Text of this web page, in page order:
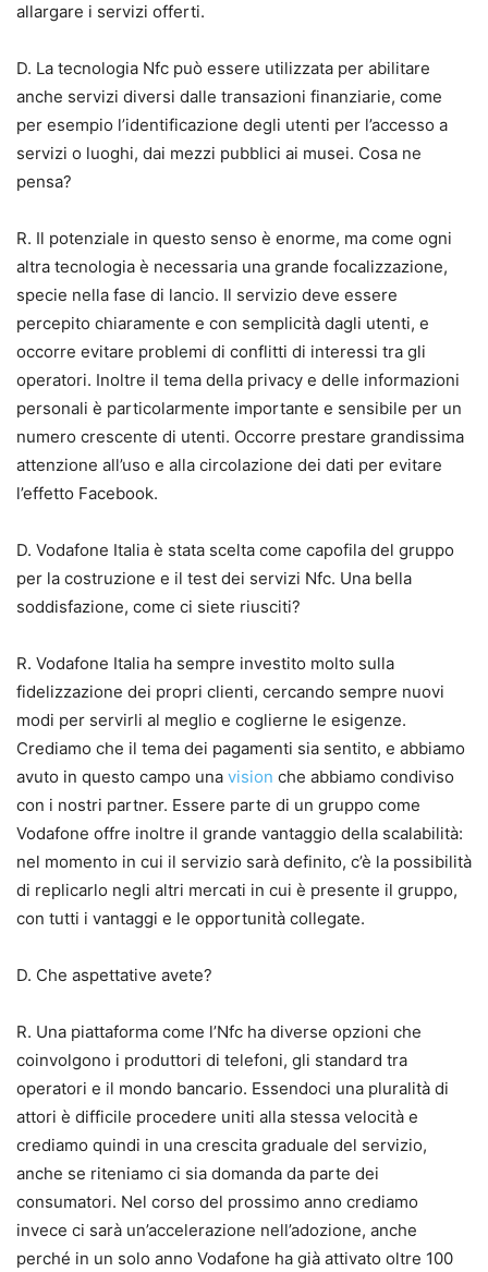
allargare i servizi offerti.
D. La tecnologia Nfc può essere utilizzata per abilitare
anche servizi diversi dalle transazioni finanziarie, come
per esempio l’identificazione degli utenti per l’accesso a
servizi o luoghi, dai mezzi pubblici ai musei. Cosa ne
pensa?
R. Il potenziale in questo senso è enorme, ma come ogni
altra tecnologia è necessaria una grande focalizzazione,
specie nella fase di lancio. Il servizio deve essere
percepito chiaramente e con semplicità dagli utenti, e
occorre evitare problemi di conflitti di interessi tra gli
operatori. Inoltre il tema della privacy e delle informazioni
personali è particolarmente importante e sensibile per un
numero crescente di utenti. Occorre prestare grandissima
attenzione all’uso e alla circolazione dei dati per evitare
l’effetto Facebook.
D. Vodafone Italia è stata scelta come capofila del gruppo
per la costruzione e il test dei servizi Nfc. Una bella
soddisfazione, come ci siete riusciti?
R. Vodafone Italia ha sempre investito molto sulla
fidelizzazione dei propri clienti, cercando sempre nuovi
modi per servirli al meglio e coglierne le esigenze.
Crediamo che il tema dei pagamenti sia sentito, e abbiamo
avuto in questo campo una vision che abbiamo condiviso
con i nostri partner. Essere parte di un gruppo come
Vodafone offre inoltre il grande vantaggio della scalabilità:
nel momento in cui il servizio sarà definito, c’è la possibilità
di replicarlo negli altri mercati in cui è presente il gruppo,
con tutti i vantaggi e le opportunità collegate.
D. Che aspettative avete?
R. Una piattaforma come l’Nfc ha diverse opzioni che
coinvolgono i produttori di telefoni, gli standard tra
operatori e il mondo bancario. Essendoci una pluralità di
attori è difficile procedere uniti alla stessa velocità e
crediamo quindi in una crescita graduale del servizio,
anche se riteniamo ci sia domanda da parte dei
consumatori. Nel corso del prossimo anno crediamo
invece ci sarà un’accelerazione nell’adozione, anche
perché in un solo anno Vodafone ha già attivato oltre 100